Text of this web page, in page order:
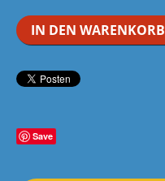
IN DEN WARENKORB
Save